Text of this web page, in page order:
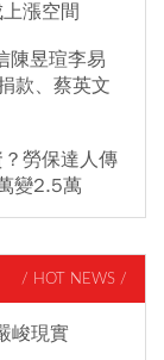
漲空間
陳昱瑄李易
款、蔡英文
勞保達人傳
變2.5萬
/ HOT NEWS /
峻現實